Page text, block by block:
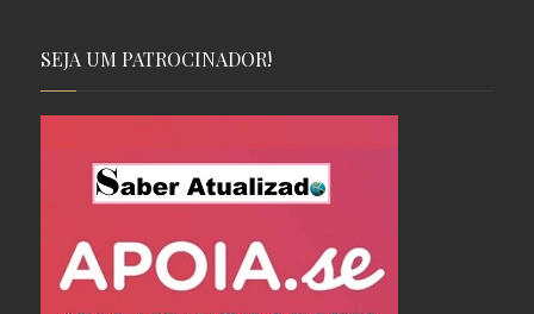
SEJA UM PATROCINADOR!